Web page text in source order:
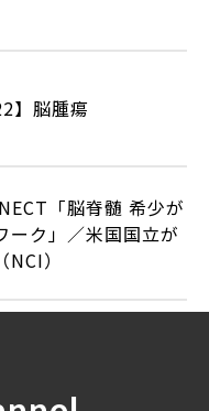
】脳腫瘍
「脳脊髄 希少が
ーク」／米国国立が
）